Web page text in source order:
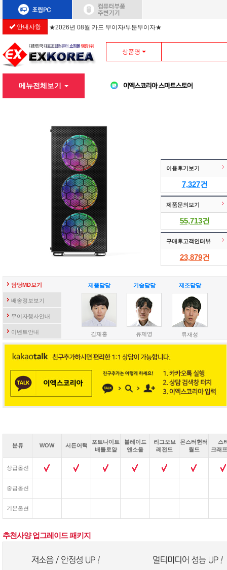
안내사항 ★2026년 08월 카드 무이자/부분무이자★
상품명
메뉴전체보기
이용후기보기
7,327건
제품문의보기
55,713건
구매후고객인터뷰
23,879건
담당MD보기
배송정보보기
무이자행사안내
이벤트안내
제품담당
김재홍
기술담당
류제영
제조담당
류재성
분류 WOW 서든어택
포트나이트
배틀로얄
블레이드
앤소울
리그오브
레전드
몬스터헌터
월드
스
크래
상급옵션
중급옵션
기본옵션
추천사양 업그레이드 패키지